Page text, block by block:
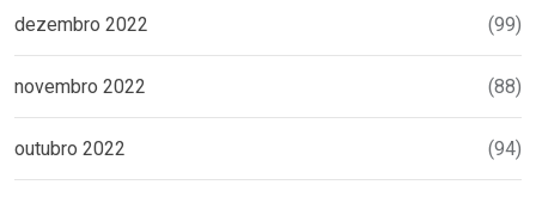
dezembro 2022 (99)
novembro 2022 (88)
outubro 2022 (94)